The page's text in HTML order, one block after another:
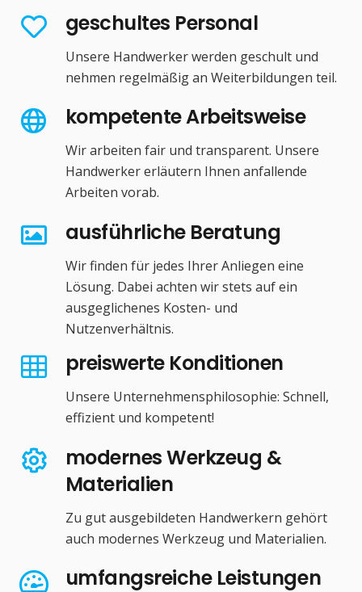
geschultes Personal
Unsere Handwerker werden geschult und
nehmen regelmäßig an Weiterbildungen teil.
kompetente Arbeitsweise
Wir arbeiten fair und transparent. Unsere
Handwerker erläutern Ihnen anfallende
Arbeiten vorab.
ausführliche Beratung
Wir finden für jedes Ihrer Anliegen eine
Lösung. Dabei achten wir stets auf ein
ausgeglichenes Kosten- und
Nutzenverhältnis.
preiswerte Konditionen
Unsere Unternehmensphilosophie: Schnell,
effizient und kompetent!
modernes Werkzeug &
Materialien
Zu gut ausgebildeten Handwerkern gehört
auch modernes Werkzeug und Materialien.
umfangsreiche Leistungen